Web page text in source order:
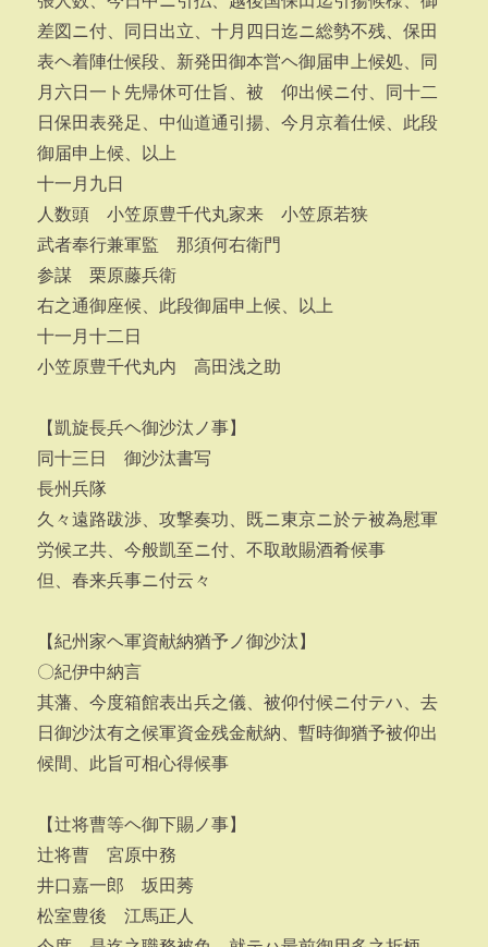
差図ニ付、同日出立、十月四日迄ニ総勢不残、保田
表ヘ着陣仕候段、新発田御本営ヘ御届申上候処、同
月六日一ト先帰休可仕旨、被 仰出候ニ付、同十二
日保田表発足、中仙道通引揚、今月京着仕候、此段
御届申上候、以上
十一月九日
人数頭 小笠原豊千代丸家来 小笠原若狭
武者奉行兼軍監 那須何右衛門
参謀 栗原藤兵衛
右之通御座候、此段御届申上候、以上
十一月十二日
小笠原豊千代丸内 高田浅之助
【凱旋長兵ヘ御沙汰ノ事】
同十三日 御沙汰書写
長州兵隊
久々遠路跋渉、攻撃奏功、既ニ東京ニ於テ被為慰軍
労候ヱ共、今般凱至ニ付、不取敢賜酒肴候事
但、春来兵事ニ付云々
【紀州家ヘ軍資献納猶予ノ御沙汰】
〇紀伊中納言
其藩、今度箱館表出兵之儀、被仰付候ニ付テハ、去
日御沙汰有之候軍資金残金献納、暫時御猶予被仰出
候間、此旨可相心得候事
【辻将曹等ヘ御下賜ノ事】
辻将曹 宮原中務
井口嘉一郎 坂田莠
松室豊後 江馬正人